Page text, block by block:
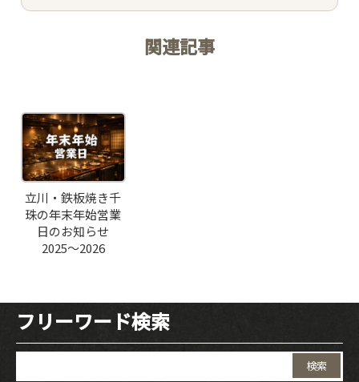
TOP
CONCEPT
PICK UP WINE
関連記事
立川・鉄板焼き千
珠の年末年始営業
日のお知らせ
2025〜2026
フリーワード検索